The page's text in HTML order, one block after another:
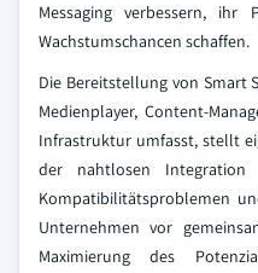
Messaging verbessern, ihr
Wachstumschancen schaffen.
Die Bereitstellung von Smart
Medienplayer, Content-
Infrastruktur umfasst, stellt
der nahtlosen
Kompatibilitätsproblemen
Unternehmen vor
Maximierung des